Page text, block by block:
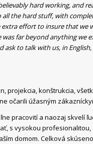
hard working, and
all the hard stuff, with
effort to insure that we
far beyond anything we
to talk with us, in
projekcia, konštrukcia,
očarili úžasným
pracovití a naozaj skvelí
s vysokou profesionalitou,
domom. Celková